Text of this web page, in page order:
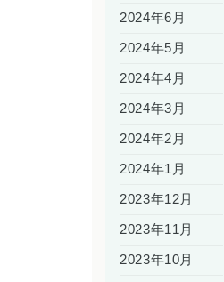
2024年6月
2024年5月
2024年4月
2024年3月
2024年2月
2024年1月
2023年12月
2023年11月
2023年10月